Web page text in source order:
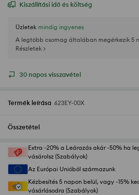
Kiszállítási idő és költség
Üzletek mindig ingyenes
A legtöbb csomag általában megérkezik 5
Részletek >
30 napos visszavétel
Termék leírása 623EY-00X
Összetétel
Extra -20% a Leárazás akár -50% ha
vásárolsz (Szabályok)
Az Európai Unióból származunk
Kézbesítés 5 napon belül, vagy -15%
vásárlásodra (Szabályok)